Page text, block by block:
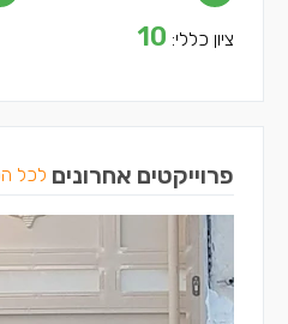
ציון כללי: 10
פרוייקטים אחרונים לכל